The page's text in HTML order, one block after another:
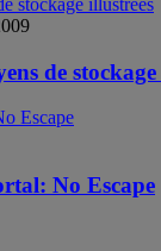
stockage illustrées
de
Escape
No Escape